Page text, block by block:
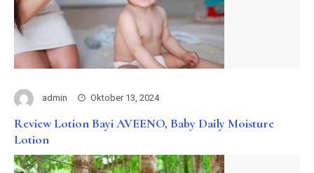
admin Oktober 13, 2024
Review Lotion Bayi AVEENO, Baby Daily Moisture
Lotion